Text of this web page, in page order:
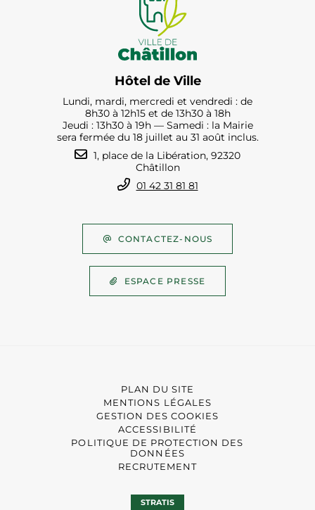
Hôtel de Ville
Lundi, mardi, mercredi et vendredi : de
8h30 à 12h15 et de 13h30 à 18h
Jeudi : 13h30 à 19h — Samedi : la Mairie
sera fermée du 18 juillet au 31 août inclus.
1, place de la Libération, 92320
Châtillon
01 42 31 81 81
CONTACTEZ-NOUS
ESPACE PRESSE
PLAN DU SITE
MENTIONS LÉGALES
GESTION DES COOKIES
ACCESSIBILITÉ
POLITIQUE DE PROTECTION DES
DONNÉES
RECRUTEMENT
STRATIS